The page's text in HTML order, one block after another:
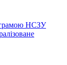
НСЗУ